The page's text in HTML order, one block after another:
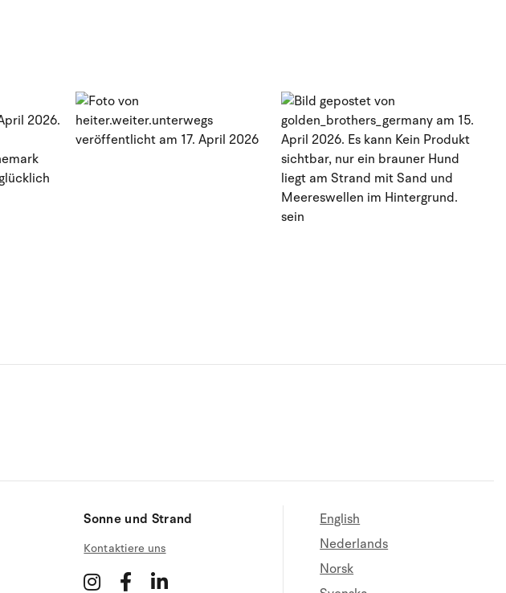
Sonne und Strand
Kontaktiere uns
English
Nederlands
Norsk